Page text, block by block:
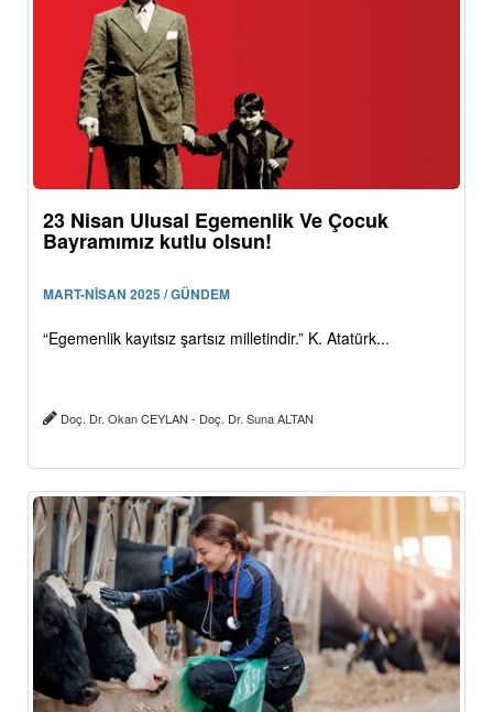
23 Nisan Ulusal Egemenlik Ve Çocuk
Bayramımız kutlu olsun!
MART-NİSAN 2025 / GÜNDEM
“Egemenlik kayıtsız şartsız milletindir.” K. Atatürk...
Doç. Dr. Okan CEYLAN - Doç. Dr. Suna ALTAN